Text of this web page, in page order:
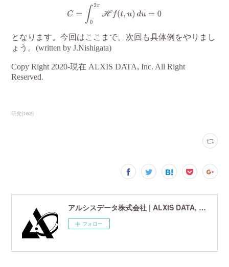
研究(162)
アルシスデータ株式会社 | ALXIS DATA, Inc. | 世界最先端の画像鮮鋭化技術研究開発企業
フォロー